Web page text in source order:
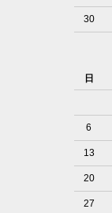
30
日
6
13
20
27